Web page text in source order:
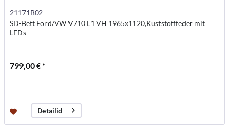
21171B02
SD-Bett Ford/VW V710 L1 VH 1965x1120,Kuststofffeder mit
LEDs
799,00 € *
Detailid